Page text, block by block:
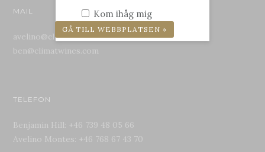
MAIL
avelino@climatwines.com
ben@climatwines.com
TELEFON
Benjamin Hill: +46 739 48 05 66
Avelino Montes: +46 768 67 43 70
Kom ihåg mig